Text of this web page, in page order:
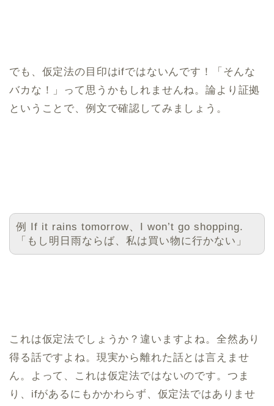
でも、仮定法の目印はifではないんです！「そんな
バカな！」って思うかもしれませんね。論より証拠
ということで、例文で確認してみましょう。
例 If it rains tomorrow、I won’t go shopping.
「もし明日雨ならば、私は買い物に行かない」
これは仮定法でしょうか？違いますよね。全然あり
得る話ですよね。現実から離れた話とは言えませ
ん。よって、これは仮定法ではないのです。つま
り、ifがあるにもかかわらず、仮定法ではありませ